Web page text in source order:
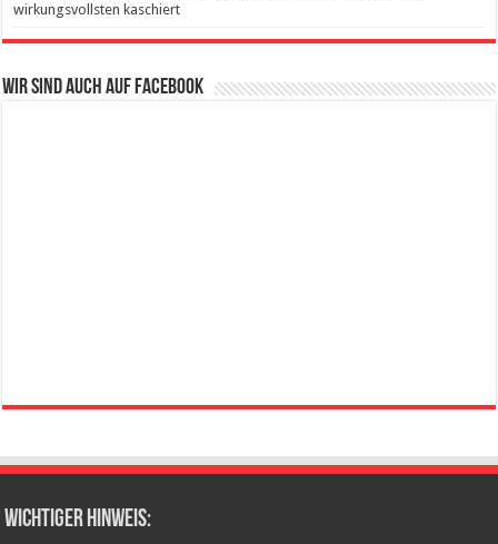
wirkungsvollsten kaschiert
Wir sind auch auf Facebook
wichtiger Hinweis: